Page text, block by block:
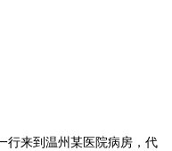
行来到温州某医院病房，代